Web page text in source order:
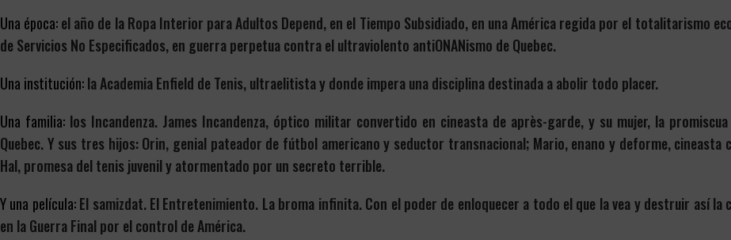
Una época:el año de la Ropa Interior para Adultos Depend, en el Tiempo Subsidiado, en una América regida por el totalitarismo
de Servicios No Especificados, en guerra perpetua contra el ultraviolento antiONANismo de Quebec.
Una institución:la Academia Enfield de Tenis, ultraelitista y donde impera una disciplina destinada a abolir todo placer.
Una familia: los Incandenza. James Incandenza, óptico militar convertido en cineasta de après-garde, y su mujer, la
Quebec. Y sus tres hijos: Orin, genial pateador de fútbol americano y seductor transnacional; Mario, enano y deforme,
Hal, promesa del tenis juvenil y atormentado por un secreto terrible.
Y una película:El samizdat. El Entretenimiento. La broma infinita. Con el poder de enloquecer a todo el que la vea y destruir así
en la Guerra Final por el control de América.